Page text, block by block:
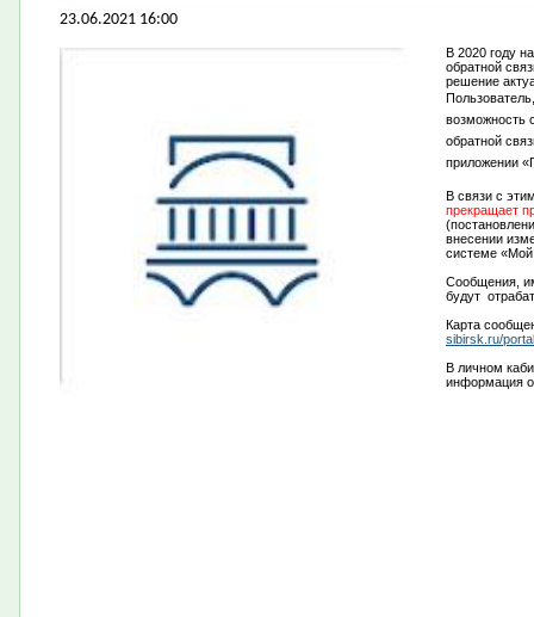
23.06.2021 16:00
В 2020 году
обратной
решение
возможность
обратной
приложении
В связи с
прекращает
(п
внесении
системе
Сообщения,
будут
Карта
sibirsk.ru/
В личном
информация